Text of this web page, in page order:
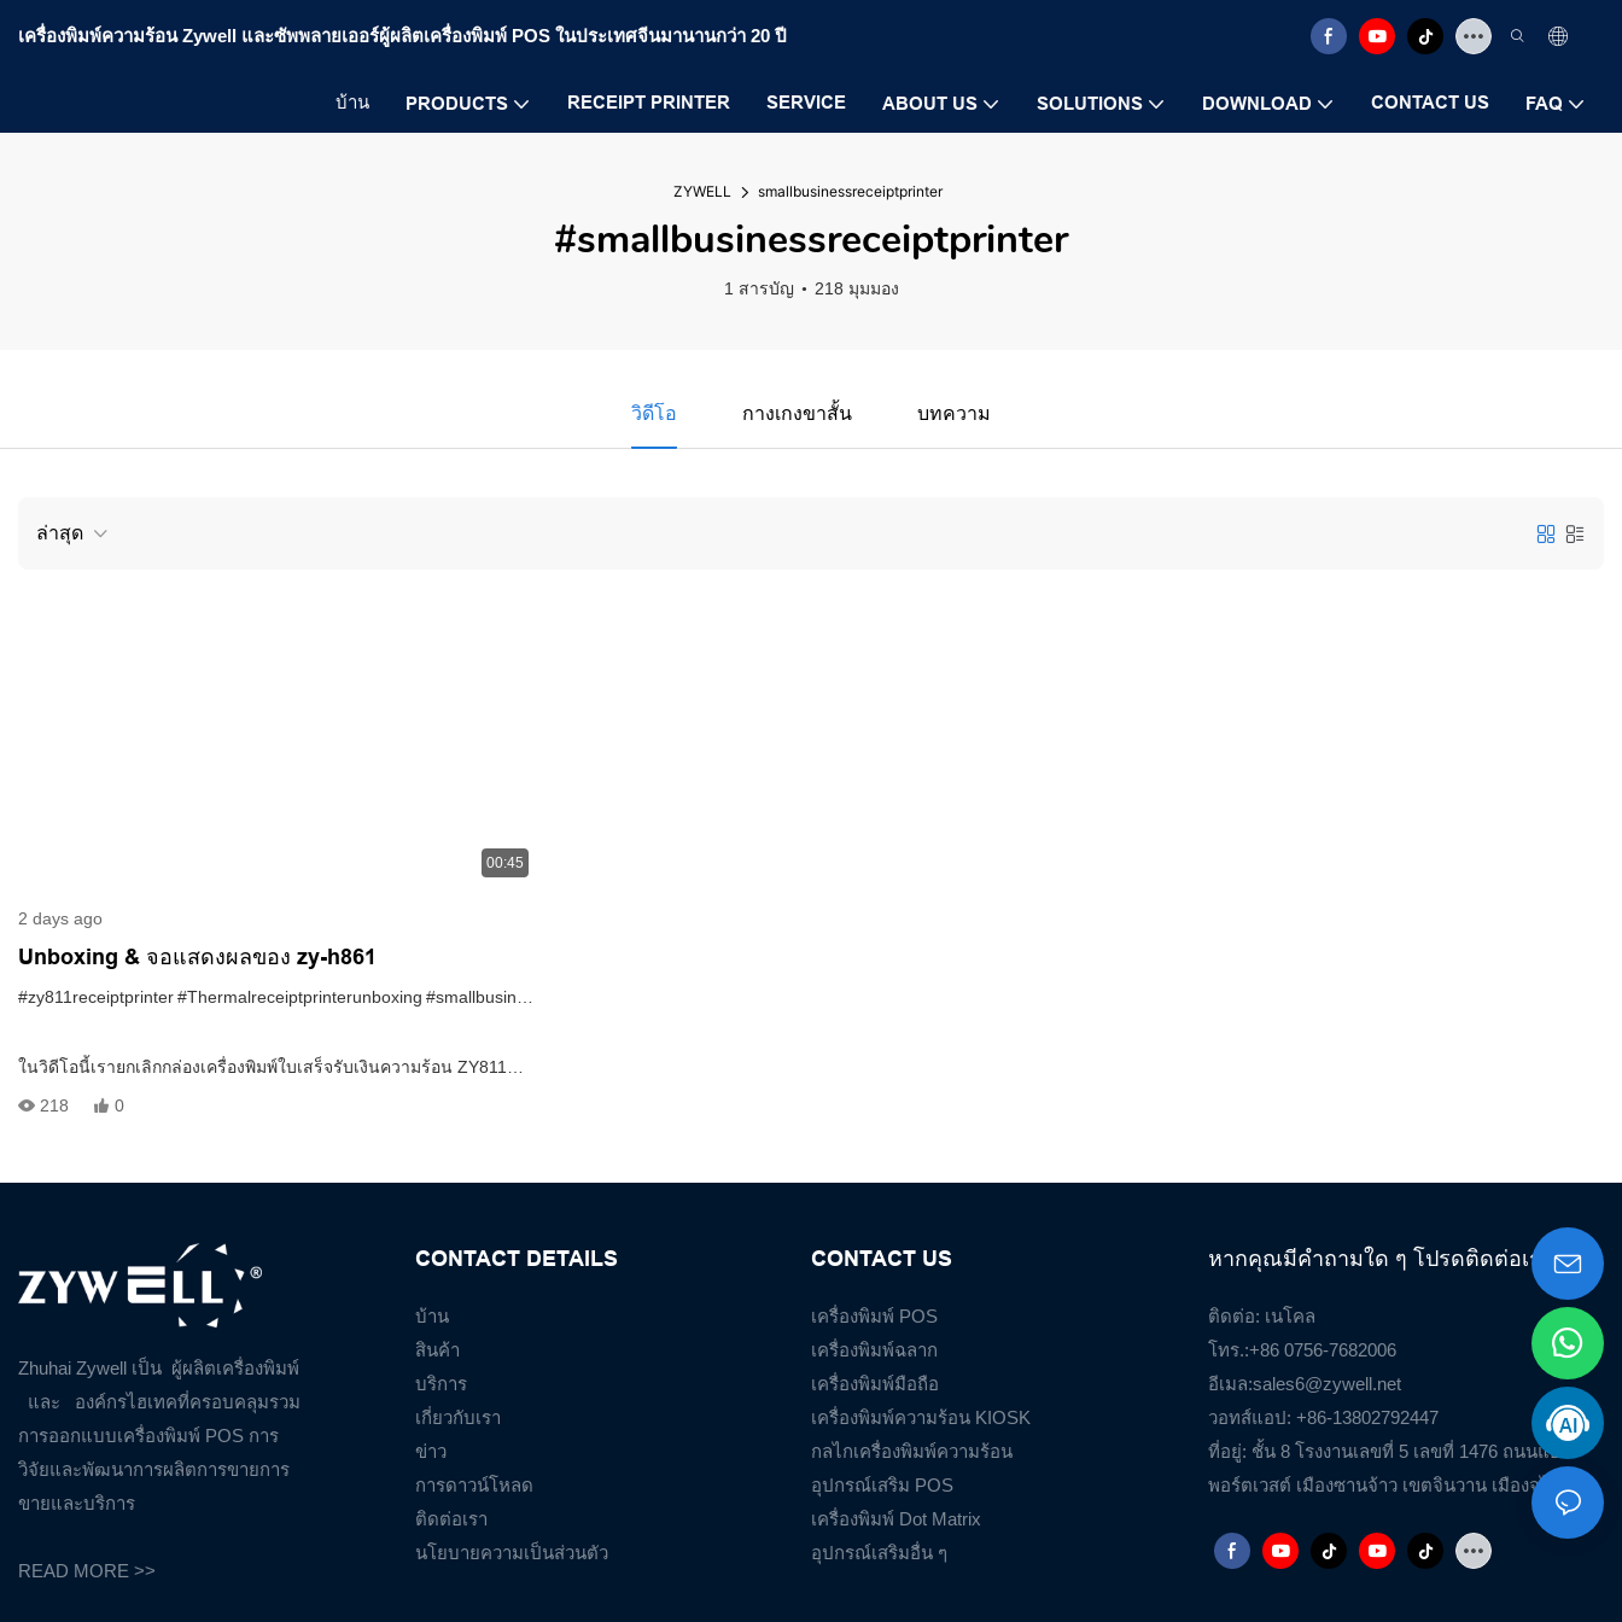
เครื่องพิมพ์ความร้อน Zywell และซัพพลายเออร์ผู้ผลิตเครื่องพิมพ์ POS ในประเทศจีนมานานกว่า 20 ปี
บ้าน PRODUCTS RECEIPT PRINTER SERVICE ABOUT US SOLUTIONS DOWNLOAD CONTACT US FAQ
ZYWELL smallbusinessreceiptprinter
#smallbusinessreceiptprinter
1 สารบัญ 218 มุมมอง
วิดีโอ กางเกงขาสั้น บทความ
ล่าสุด
00:45
2 days ago
Unboxing & จอแสดงผลของ zy-h861
#zy811receiptprinter#Thermalreceiptprinterunboxing #smallbusinessreceiptprinter
ในวิดีโอนี้เรายกเลิกกล่องเครื่องพิมพ์ใบเสร็จรับเงินความร้อน ZY811
และแสดงทุกอย่างที่รวมอยู่ในแพ็คเกจ
ใกล้ชิด วิดีโอนี้ยังให้มุมมองที่รวดเร็วว่าเครื่องพิมพ์เชื่อมต่อและเตรียม
การสำหรับการใช้งานครั้งแรก
218 0
Zhuhai Zywell เป็น ผู้ผลิตเครื่องพิมพ์
และ
องค์กรไฮเทคที่ครอบคลุมรวม
การออกแบบเครื่องพิมพ์ POS การ
วิจัยและพัฒนาการผลิตการขายการ
ขายและบริการ
READ MORE >>
CONTACT DETAILS
บ้าน
สินค้า
บริการ
เกี่ยวกับเรา
ข่าว
การดาวน์โหลด
ติดต่อเรา
นโยบายความเป็นส่วนตัว
CONTACT US
เครื่องพิมพ์ POS
เครื่องพิมพ์ฉลาก
เครื่องพิมพ์มือถือ
เครื่องพิมพ์ความร้อน KIOSK
กลไกเครื่องพิมพ์ความร้อน
อุปกรณ์เสริม POS
เครื่องพิมพ์ Dot Matrix
อุปกรณ์เสริมอื่น ๆ
หากคุณมีคำถามใด ๆ โปรดติดต่อเรา
ติดต่อ: เนโคล
โทร.:+86 0756-7682006
อีเมล:sales6@zywell.net
วอทส์แอป: +86-13802792447
ที่อยู่: ชั้น 8 โรงงานเลขที่ 5 เลขที่ 1476 ถนนแอร์
พอร์ตเวสต์ เมืองซานจ้าว เขตจินวาน เมืองจูไห่